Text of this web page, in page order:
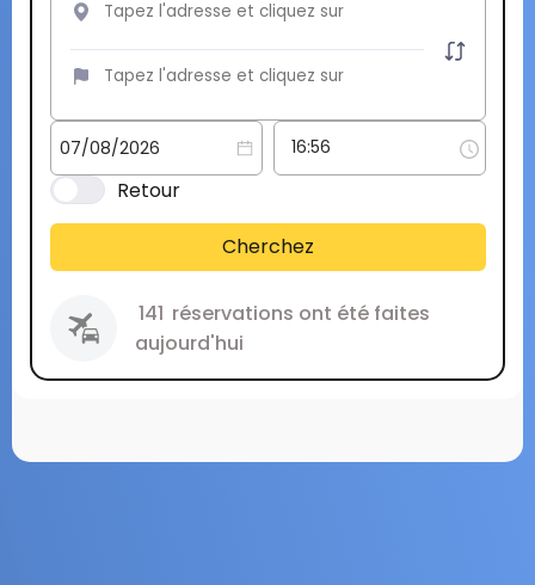
Retour
Cherchez
141 réservations ont été faites
aujourd'hui